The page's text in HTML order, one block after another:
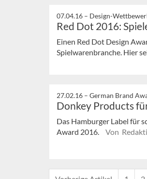
07.04.16 – Design-
Red Dot 2016:
Einen Red Dot Design
Spielwarenbranche. Hier
27.02.16 – German Brand
Donkey Products
Das Hamburger Label für
Award 2016.
Von